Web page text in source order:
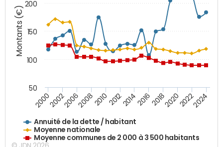
Montants (€)
Annuité de la dette / habitant
Moyenne nationale
Moyenne communes de 2 000 à 3 500 habitants
200020022006200820102012201420162018202020222024
50
100
150
200
© JDN 2026